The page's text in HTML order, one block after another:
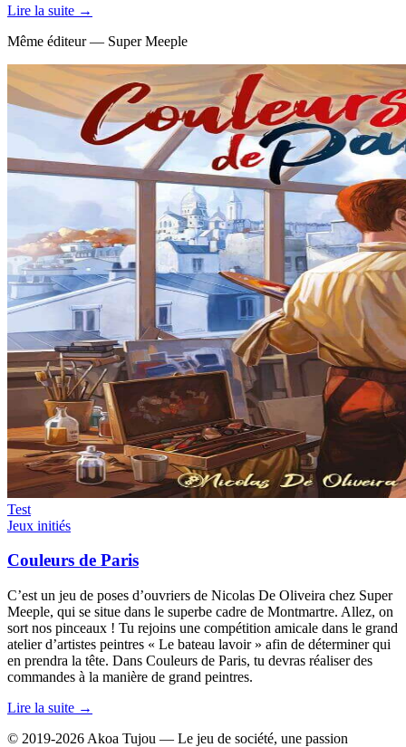
Lire la suite →
Même éditeur — Super Meeple
Test
Jeux initiés
Couleurs de Paris
C’est un jeu de poses d’ouvriers de Nicolas De Oliveira chez Super
Meeple, qui se situe dans le superbe cadre de Montmartre. Allez, on
sort nos pinceaux ! Tu rejoins une compétition amicale dans le grand
atelier d’artistes peintres « Le bateau lavoir » afin de déterminer qui
en prendra la tête. Dans Couleurs de Paris, tu devras réaliser des
commandes à la manière de grand peintres.
Lire la suite →
© 2019-2026 Akoa Tujou — Le jeu de société, une passion